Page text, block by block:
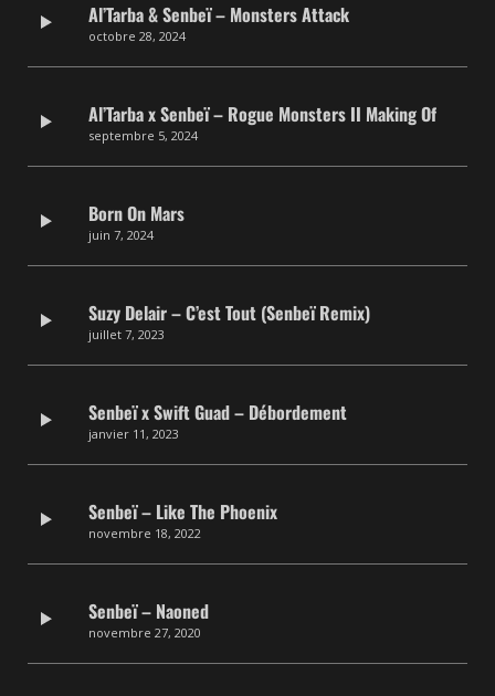
Al’Tarba & Senbeï – Monsters Attack
octobre 28, 2024
Al’Tarba x Senbeï – Rogue Monsters II Making Of
septembre 5, 2024
Born On Mars
juin 7, 2024
Suzy Delair – C’est Tout (Senbeï Remix)
juillet 7, 2023
Senbeï x Swift Guad – Débordement
janvier 11, 2023
Senbeï – Like The Phoenix
novembre 18, 2022
Senbeï – Naoned
novembre 27, 2020